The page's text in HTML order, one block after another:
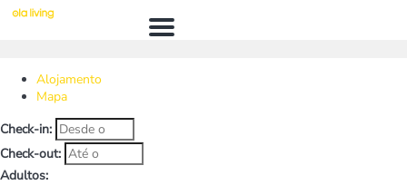
Menú
Alojamento
Mapa
Check-in:
Check-out:
Adultos: